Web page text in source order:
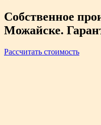
Собственное
Можайске.
Рассчитать стоимость